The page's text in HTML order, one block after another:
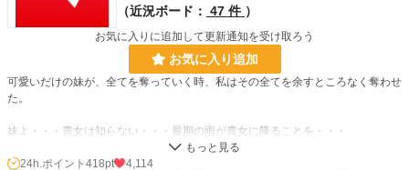
（近況ボード： 47 件 ）
お気に入りに追加して更新通知を受け取ろう
お気に入り追加
可愛いだけの妹が、全てを奪っていく時、私はその全てを余すところなく奪わせ
た。
妹よ・・・貴女は知らない・・・最期の雨が貴女に降ることを・・・
暗い、シリアスなお話です。ざまぁありですが、ヒロインがするわけではありま
24h.ポイント 418pt
4,114